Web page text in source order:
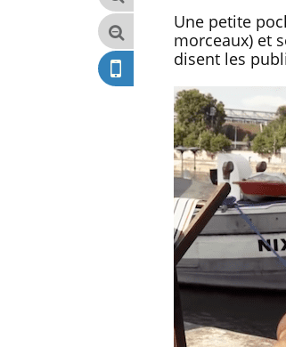
Une petite
morceaux) et
disent les
VIH : la
tous les
elle enfin ?
Pourquoi
gâche-t-il
jours de